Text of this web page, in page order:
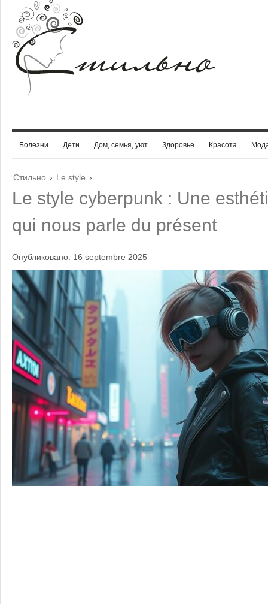
Болезни Дети Дом, семья, уют Здоровье Красота
Стильно › Le style ›
Le style cyberpunk : Une
qui nous parle du présent
Опубликовано: 16 septembre 2025